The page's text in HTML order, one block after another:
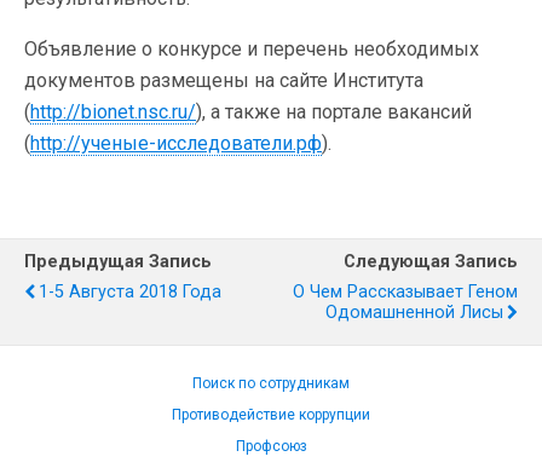
Объявление о конкурсе и перечень необходимых
документов размещены на сайте Института
(http://bionet.nsc.ru/), а также на портале вакансий
(http://ученые-исследователи.рф).
Предыдущая Запись
1-5 Августа 2018 Года
Следующая Запись
О Чем Рассказывает Геном
Одомашненной Лисы
Поиск по сотрудникам
Противодействие коррупции
Профсоюз